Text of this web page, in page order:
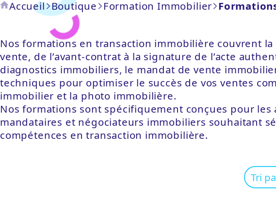
Accueil Boutique Formation Immobilier
Nos formations en transaction immobilière couvrent
vente, de l’avant-contrat à la signature de l’acte
diagnostics immobiliers, le mandat de vente
techniques pour optimiser le succès de vos ventes
immobilier et la photo immobilière.
Nos formations sont spécifiquement conçues pour
mandataires et négociateurs immobiliers souhaitant
compétences en transaction immobilière.